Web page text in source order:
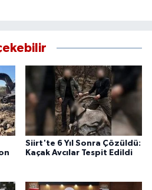
Siirt'te 6 Yıl Sonra Çözüldü:
Kaçak Avcılar Tespit Edildi